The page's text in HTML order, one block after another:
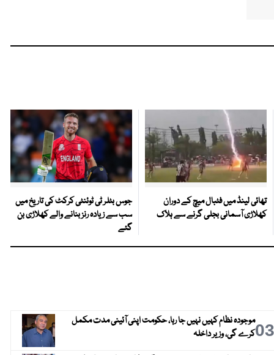
تھائی لینڈ میں فٹبال میچ کے دوران
کھلاڑی آسمانی بجلی گرنے سے ہلاک
جوس بٹلر ٹی ٹوئنٹی کرکٹ کی تاریخ میں
سب سے زیادہ رنز بنانے والے کھلاڑی بن
گئے
03موجودہ نظام کہیں نہیں جا رہا، حکومت اپنی آئینی مدت مکمل
کرے گی، وزیر داخلہ